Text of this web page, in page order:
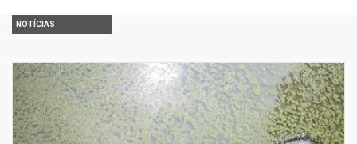
NOTÍCIAS